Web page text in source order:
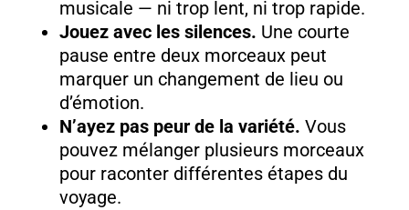
musicale — ni trop lent, ni trop rapide.
Jouez avec les silences. Une courte
pause entre deux morceaux peut
marquer un changement de lieu ou
d’émotion.
N’ayez pas peur de la variété. Vous
pouvez mélanger plusieurs morceaux
pour raconter différentes étapes du
voyage.